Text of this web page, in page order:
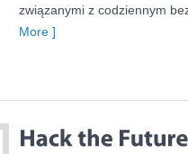
związanymi z codziennym
More ]